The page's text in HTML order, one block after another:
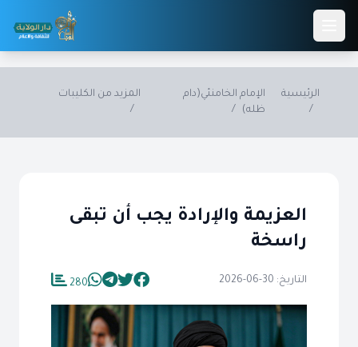
Skip to main content
الرئيسية
/
الإمام الخامنئي(دام
ظله)
/
المزيد من الكليبات
/
العزيمة والإرادة يجب أن تبقى
راسخة
التاريخ: 30-06-2026 280